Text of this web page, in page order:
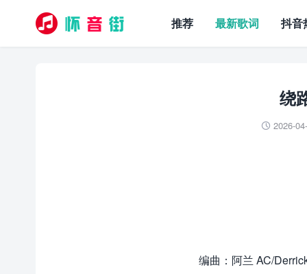
推荐 最新歌词 抖音
绕
 2026-
编曲：阿兰 AC/